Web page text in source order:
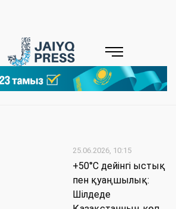
25.06.2026, 10:15
+50°C дейінгі ыстық
пен қуаңшылық:
Шілдеде